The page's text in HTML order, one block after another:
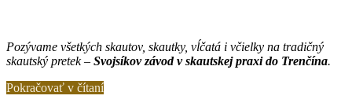
článku
Pozývame všetkých skautov, skautky, vĺčatá i včielky na tradičný
skautský pretek – Svojsíkov závod v skautskej praxi do Trenčína.
Pokračovať v čítaní„POZVÁNKA: